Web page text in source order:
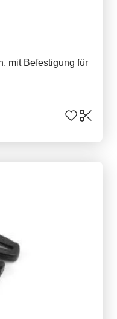
mit Befestigung für